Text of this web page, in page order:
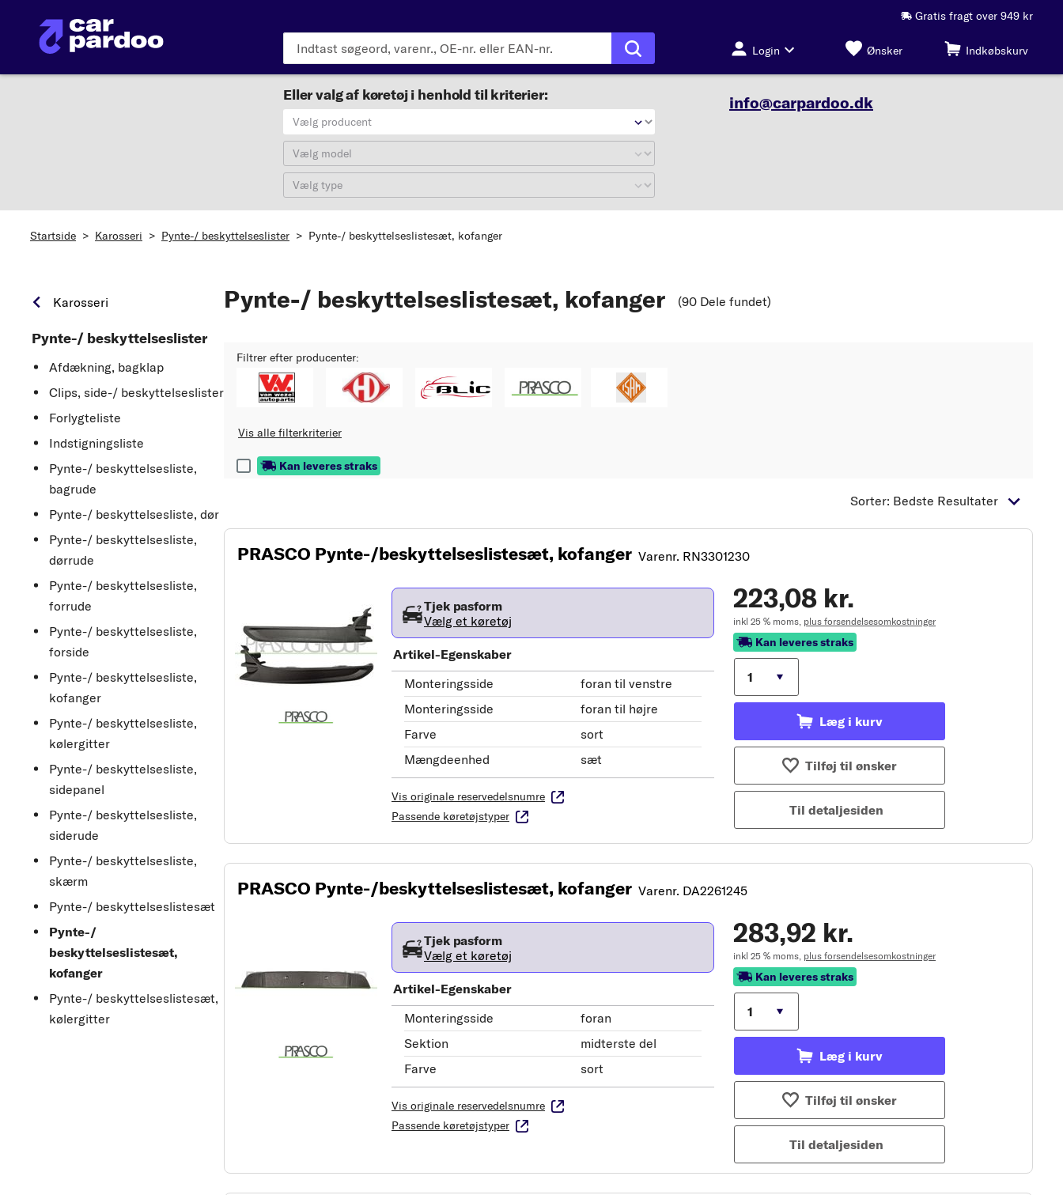
Gratis fragt over 949 kr
Login Ønsker Indkøbskurv
Eller valg af køretøj i henhold til kriterier:
Vælg producent
Vælg model
Vælg type
info@carpardoo.dk
Startside > Karosseri > Pynte-/ beskyttelseslister > Pynte-/ beskyttelseslistesæt, kofanger
Karosseri
Pynte-/ beskyttelseslister
Afdækning, bagklap
Clips, side-/ beskyttelseslister
Forlygteliste
Indstigningsliste
Pynte-/ beskyttelsesliste,
bagrude
Pynte-/ beskyttelsesliste, dør
Pynte-/ beskyttelsesliste,
dørrude
Pynte-/ beskyttelsesliste,
forrude
Pynte-/ beskyttelsesliste,
forside
Pynte-/ beskyttelsesliste,
kofanger
Pynte-/ beskyttelsesliste,
kølergitter
Pynte-/ beskyttelsesliste,
sidepanel
Pynte-/ beskyttelsesliste,
siderude
Pynte-/ beskyttelsesliste,
skærm
Pynte-/ beskyttelseslistesæt
Pynte-/
beskyttelseslistesæt,
kofanger
Pynte-/ beskyttelseslistesæt,
kølergitter
Pynte-/ beskyttelseslistesæt, kofanger (90 Dele fundet)
Filtrer efter producenter:
Vis alle filterkriterier
Kan leveres straks
Sorter: Bedste Resultater
PRASCO Pynte-/beskyttelseslistesæt, kofanger Varenr. RN3301230
Tjek pasform
Vælg et køretøj
Artikel-Egenskaber
Monteringsside
foran til venstre
Monteringsside
foran til højre
Farve
sort
Mængdeenhed
sæt
Vis originale reservedelsnumre
Passende køretøjstyper
223,08 kr.
inkl 25 % moms, plus forsendelsesomkostninger
Kan leveres straks
Læg i kurv
Tilføj til ønsker
Til detaljesiden
PRASCO Pynte-/beskyttelseslistesæt, kofanger Varenr. DA2261245
Tjek pasform
Vælg et køretøj
Artikel-Egenskaber
Monteringsside
foran
Sektion
midterste del
Farve
sort
Vis originale reservedelsnumre
Passende køretøjstyper
283,92 kr.
inkl 25 % moms, plus forsendelsesomkostninger
Kan leveres straks
Læg i kurv
Tilføj til ønsker
Til detaljesiden